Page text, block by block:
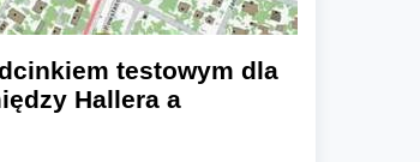
testowym dla
Hallera a